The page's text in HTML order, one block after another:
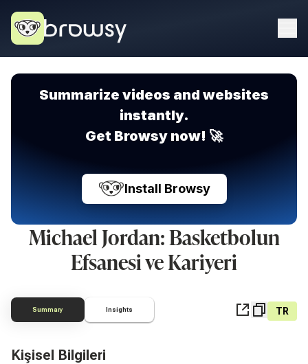
Summarize videos and websites
instantly.
Get Browsy now! 🚀
Install Browsy
Michael Jordan: Basketbolun
Efsanesi ve Kariyeri
Summary Insights TR
Kişisel Bilgileri